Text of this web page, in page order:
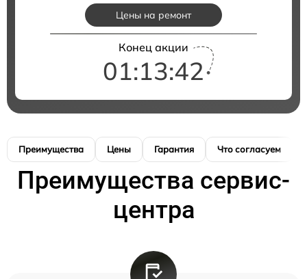
Цены на ремонт
Конец акции
01:13:40
Преимущества Цены Гарантия Что согласуем
Преимущества сервис-
центра